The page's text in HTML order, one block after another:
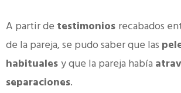
A partir de testimonios recabados
de la pareja, se pudo saber que las
habitualesy que la pareja había
separaciones.